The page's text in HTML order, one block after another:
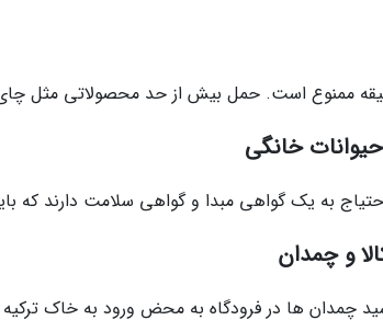
ممنوع است. حمل بیش از حد محصولاتی مثل چای،
خانگی
یک گواهی مبدا و گواهی سلامت دارند که بایستی بیش از 15 روز قبل از
و چمدان
چمدان ها در فرودگاه به محض ورود به خاک